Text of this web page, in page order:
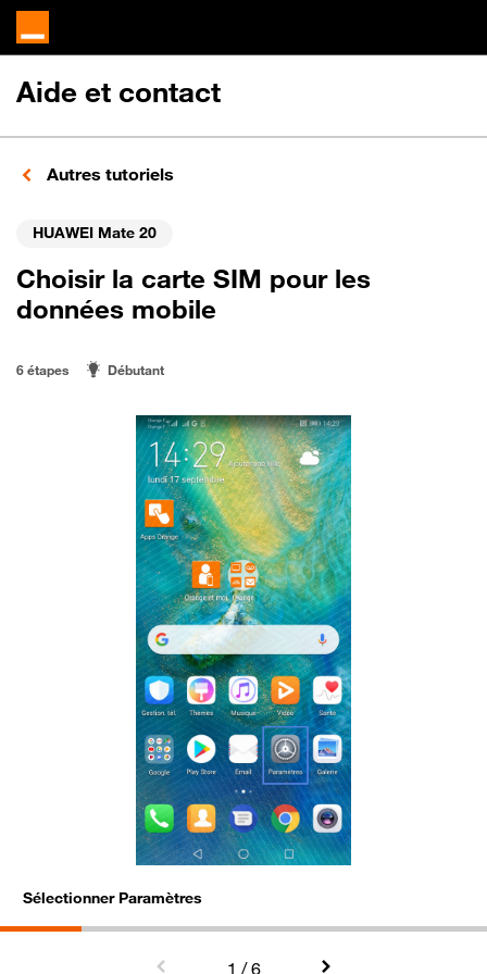
Aide et contact
Autres tutoriels
HUAWEI Mate 20
Choisir la carte SIM pour les
données mobile
6 étapes Débutant
Sélectionner Paramètres
1 / 6